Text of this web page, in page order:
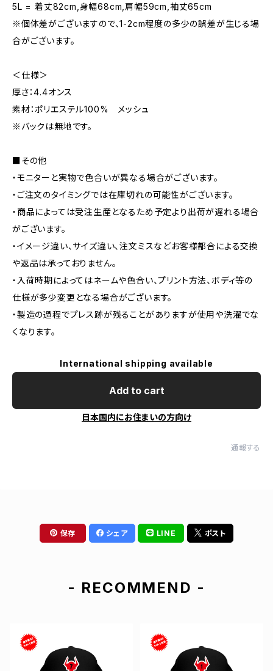
5L = 着丈82cm,身幅68cm,肩幅59cm,袖丈65cm
※個体差がございますので、1-2cm程度の多少の誤差が生じる場
合がございます。
＜仕様＞
厚さ：4.4オンス
素材：ポリエステル100% メッシュ
※バックは無地です。
■その他
・モニターと実物で色合いが異なる場合がございます。
・ご注文のタイミングでは在庫切れの可能性がございます。
・商品によっては受注生産となるため予定より出荷が遅れる場合
がございます。
・イメージ違い、サイズ違い、注文ミスなどお客様都合による交換
や返品は承っておりません。
・入荷時期によってはネームや色合い、プリント方法、ボディ等の
仕様が多少変更となる場合がございます。
・製造の過程でプレス跡が残ることがありますが使用や洗濯でな
くなります。
International shipping available
Add to cart
日本国内にお住まいの方向け
通報する
保存 シェア LINE ポスト
- RECOMMEND -